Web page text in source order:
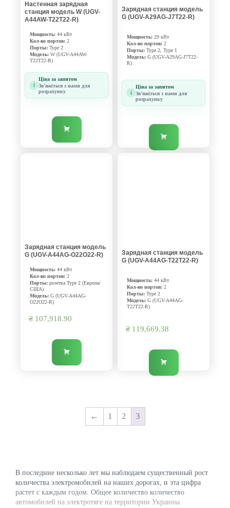
Настенная зарядная
станция модель W (UGV-
A44AW-T22T22-R)
Мощность: 44 кВт
Кол-во портов: 2
Порты: Type 2
Модель: W (UGV-A44AW-
T22T22-R)
i
Ціна за запитом
Звʼяжіться з нами для
розрахунку
Зарядная станция модель
G (UGV-A29AG-J7T22-R)
Мощность: 29 кВт
Кол-во портов: 2
Порты: Type 2, Type 1
Модель: G (UGV-A29AG-J7T22-
R)
i
Ціна за запитом
Звʼяжіться з нами для
розрахунку
Зарядная станция модель
G (UGV-A44AG-O22O22-R)
Мощность: 44 кВт
Кол-во портов: 2
Порты: розетка Type 2 (Европа/
США)
Модель: G (UGV-A44AG-
O22O22-R)
₴ 107,918.90
Зарядная станция модель
G (UGV-A44AG-T22T22-R)
Мощность: 44 кВт
Кол-во портов: 2
Порты: Type 2
Модель: G (UGV-A44AG-
T22T22-R)
₴ 119,669.38
← 1 2 3
В последние несколько лет мы наблюдаем существенный рост
количества электромобилей на наших дорогах, и эта цифра
растет с каждым годом. Общее количество количество
автомобилей на электротяге на территории Украины